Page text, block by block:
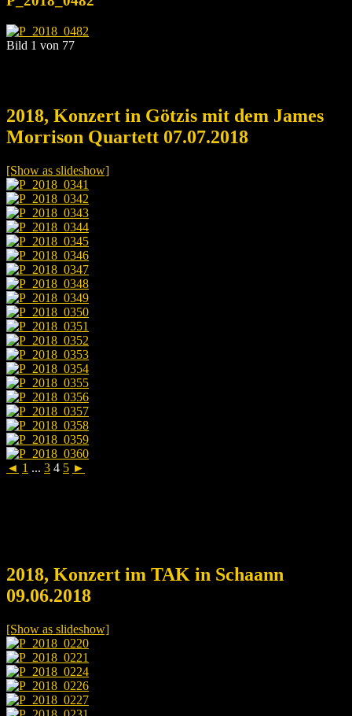
Bild 1 von 77
2018, Konzert in Götzis mit dem James
Morrison Quartett 07.07.2018
[Show as slideshow]
◄ 1 ... 3 4 5 ►
2018, Konzert im TAK in Schaann
09.06.2018
[Show as slideshow]